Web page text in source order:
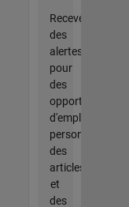
Recevez
des
alertes
pour
des
opportunités
d'emploi
personnalisées,
des
articles
et
des